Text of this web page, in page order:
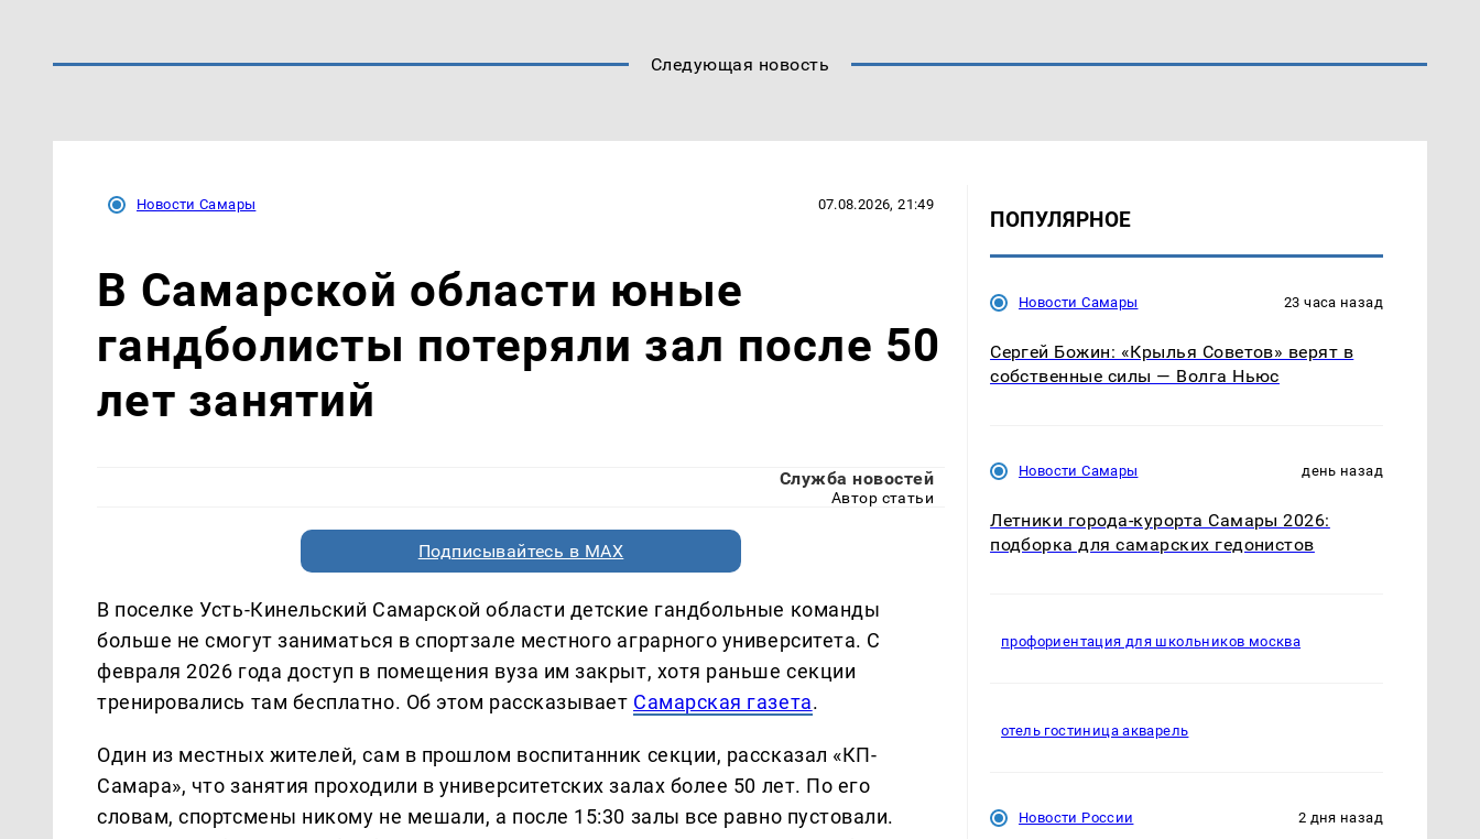
Следующая новость
Новости Самары 07.08.2026, 21:49
В Самарской области юные
гандболисты потеряли зал после 50
лет занятий
Служба новостей
Автор статьи
Подписывайтесь в MAX
В поселке Усть-Кинельский Самарской области детские гандбольные команды
больше не смогут заниматься в спортзале местного аграрного университета. С
февраля 2026 года доступ в помещения вуза им закрыт, хотя раньше секции
тренировались там бесплатно. Об этом рассказывает Самарская газета.
Один из местных жителей, сам в прошлом воспитанник секции, рассказал «КП-
Самара», что занятия проходили в университетских залах более 50 лет. По его
словам, спортсмены никому не мешали, а после 15:30 залы все равно пустовали.
ПОПУЛЯРНОЕ
Новости Самары 23 часа назад
Сергей Божин: «Крылья Советов» верят в
собственные силы — Волга Ньюс
Новости Самары день назад
Летники города-курорта Самары 2026:
подборка для самарских гедонистов
профориентация для школьников москва
отель гостиница акварель
Новости России 2 дня назад